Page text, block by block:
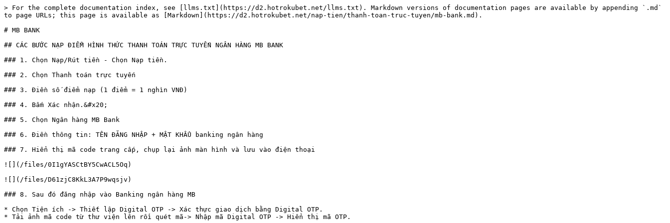
> For the complete documentation index, see [llms.txt](https://d2.hotrokubet.net/llms.txt). Markdown versions of documentation pages are available by appending `.md`
to page URLs; this page is available as [Markdown](https://d2.hotrokubet.net/nap-tien/thanh-toan-truc-tuyen/mb-bank.md).
# MB BANK
## CÁC BƯỚC NẠP ĐIỂM HÌNH THỨC THANH TOÁN TRỰC TUYẾN NGÂN HÀNG MB BANK
### 1. Chọn Nạp/Rút tiền - Chọn Nạp tiền.
### 2. Chọn Thanh toán trực tuyến
### 3. Điền số điểm nạp (1 điểm = 1 nghìn VNĐ)
### 4. Bấm Xác nhận.&#x20;
### 5. Chọn Ngân hàng MB Bank
### 6. Điền thông tin: TÊN ĐĂNG NHẬP + MẬT KHẨU banking ngân hàng
### 7. Hiển thị mã code trang cấp, chụp lại ảnh màn hình và lưu vào điện thoại
![](/files/0I1gYASCtBY5CwACL5Oq)
![](/files/D61zjC8KkL3A7P9wqsjv)
### 8. Sau đó đăng nhập vào Banking ngân hàng MB
* Chọn Tiện ích -> Thiết lập Digital OTP -> Xác thực giao dịch bằng Digital OTP.
* Tải ảnh mã code từ thư viện lên rồi quét mã-> Nhập mã Digital OTP -> Hiển thị mã OTP.